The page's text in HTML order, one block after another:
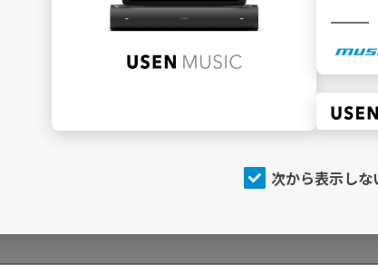
D20 哀悼のセレモニー・クラ
次から表示しな